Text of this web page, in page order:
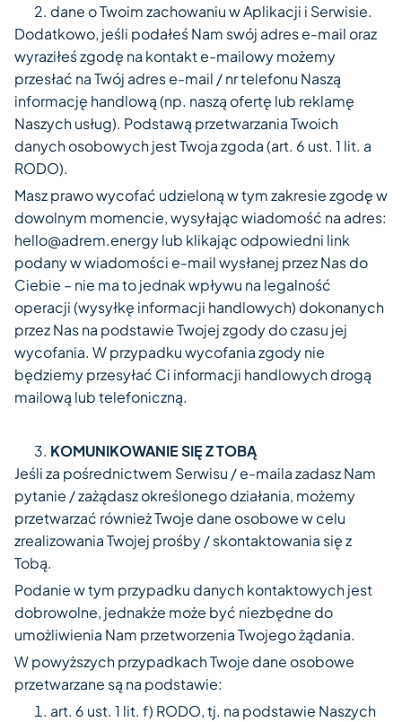
dane o Twoim zachowaniu w Aplikacji i Serwisie.
Dodatkowo, jeśli podałeś Nam swój adres e-mail oraz
wyraziłeś zgodę na kontakt e-mailowy możemy
przesłać na Twój adres e-mail / nr telefonu Naszą
informację handlową (np. naszą ofertę lub reklamę
Naszych usług). Podstawą przetwarzania Twoich
danych osobowych jest Twoja zgoda (art. 6 ust. 1 lit. a
RODO).
Masz prawo wycofać udzieloną w tym zakresie zgodę w
dowolnym momencie, wysyłając wiadomość na adres:
hello@adrem.energy lub klikając odpowiedni link
podany w wiadomości e-mail wysłanej przez Nas do
Ciebie – nie ma to jednak wpływu na legalność
operacji (wysyłkę informacji handlowych) dokonanych
przez Nas na podstawie Twojej zgody do czasu jej
wycofania. W przypadku wycofania zgody nie
będziemy przesyłać Ci informacji handlowych drogą
mailową lub telefoniczną.
KOMUNIKOWANIE SIĘ Z TOBĄ
Jeśli za pośrednictwem Serwisu / e-maila zadasz Nam
pytanie / zażądasz określonego działania, możemy
przetwarzać również Twoje dane osobowe w celu
zrealizowania Twojej prośby / skontaktowania się z
Tobą.
Podanie w tym przypadku danych kontaktowych jest
dobrowolne, jednakże może być niezbędne do
umożliwienia Nam przetworzenia Twojego żądania.
W powyższych przypadkach Twoje dane osobowe
przetwarzane są na podstawie:
art. 6 ust. 1 lit. f) RODO, tj. na podstawie Naszych